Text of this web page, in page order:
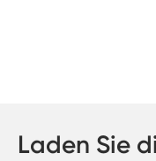
Laden Sie